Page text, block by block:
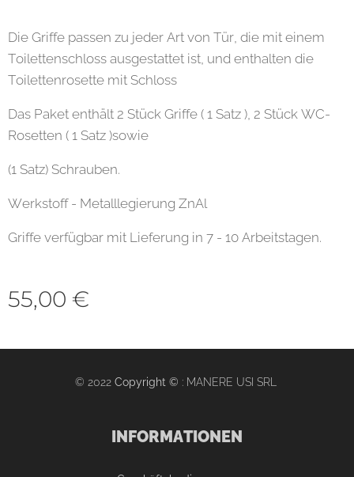
Die Griffe passen zu jeder Art von Tür, die mit einem
Toilettenschloss ausgestattet ist, und enthalten die
Toilettenrosette mit Schloss
Das Paket enthält 2 Stück Griffe ( 1 Satz ), 2 Stück WC-
Rosetten ( 1 Satz )sowie
(1 Satz) Schrauben.
Werkstoff - Metalllegierung ZnAl
Griffe verfügbar mit Lieferung in 7 - 10 Arbeitstagen.
55,00 €
© 2022 Copyright © : MANERE USI SRL
INFORMATIONEN